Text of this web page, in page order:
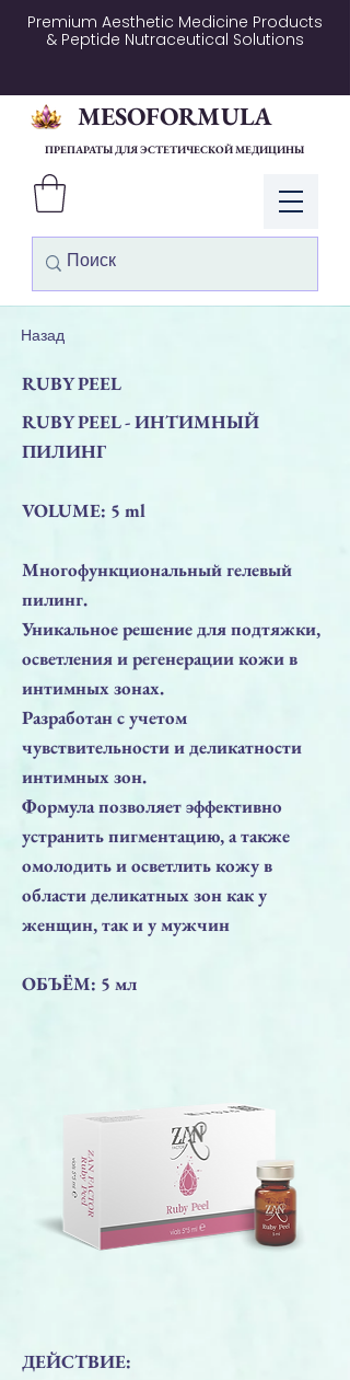
Premium Aesthetic Medicine Products
& Peptide Nutraceutical Solutions
Войти
MESOFORMULA
ПРЕПАРАТЫ ДЛЯ ЭСТЕТИЧЕСКОЙ МЕДИЦИНЫ
Назад
RUBY PEEL
RUBY PEEL - ИНТИМНЫЙ
ПИЛИНГ
VOLUME: 5 ml
Многофункциональный гелевый
пилинг.
Уникальное решение для подтяжки,
осветления и регенерации кожи в
интимных зонах.
Разработан с учетом
чувствительности и деликатности
интимных зон.
Формула позволяет эффективно
устранить пигментацию, а также
омолодить и осветлить кожу в
области деликатных зон как у
женщин, так и у мужчин
ОБЪЁМ: 5 мл
ДЕЙСТВИЕ: